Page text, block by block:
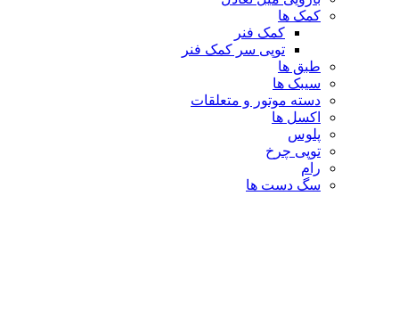
کمک ها
کمک فنر
توپی سر کمک فنر
طبق ها
سیبک ها
دسته موتور و متعلقات
اکسل ها
پلوس
توپی چرخ
رام
سگ دست ها